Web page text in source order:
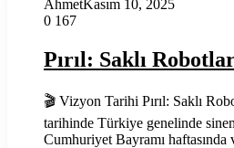
AhmetKasım 10, 2025
0 167
Pırıl: Saklı
🎬 Vizyon Tarihi Pırıl: Saklı
tarihinde Türkiye genelinde
Cumhuriyet Bayramı